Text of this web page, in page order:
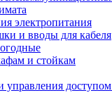
электропитания
и вводы для кабеля
и стойкам
доступом